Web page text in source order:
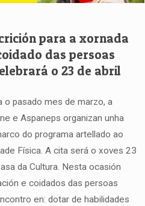
para a xornada
das persoas
o 23 de abril
o pasado mes de marzo, a
e Aspaneps organizan unha
do programa artellado ao
Física. A cita será o xoves 23
da Cultura. Nesta ocasión
e coidados das persoas
en: dotar de habilidades